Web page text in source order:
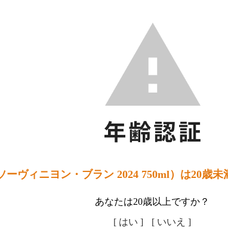
ーヴィニヨン・ブラン 2024 750ml）は20歳未
あなたは20歳以上ですか？
[ はい ]
[ いいえ ]